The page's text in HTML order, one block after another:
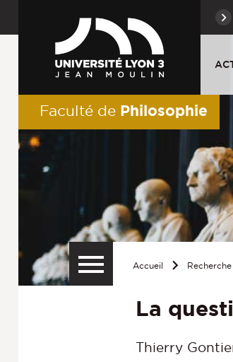
Faculté de Philosophie
Accueil Recherche
La
Thierry